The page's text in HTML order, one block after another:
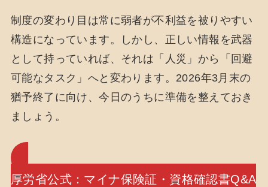
制度の変わり目は常に弱者が不利益を被りやすい
構造になっています。しかし、正しい情報を武器
として持っていれば、それは「人災」から「回避
可能なタスク」へと変わります。2026年3月末の
猶予終了に向け、今日のうちに準備を整えておき
ましょう。
厚労省公式：マイナ保険証・資格確認書Q&A